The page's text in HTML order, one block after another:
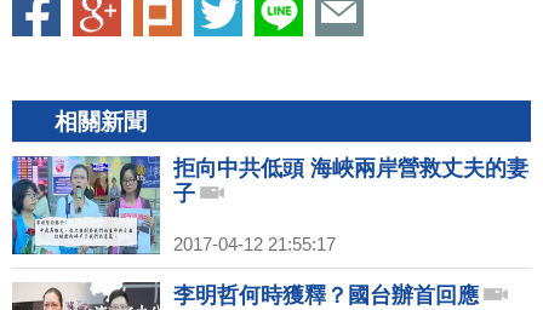
相關新聞
拒向中共低頭 海峽兩岸營救丈夫的妻
子
2017-04-12 21:55:17
李明哲何時獲釋？國台辦首回應